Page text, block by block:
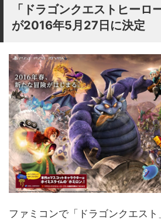
「ドラゴンクエストヒーロ
が2016年5月27日に決定
ファミコンで「ドラゴンクエス